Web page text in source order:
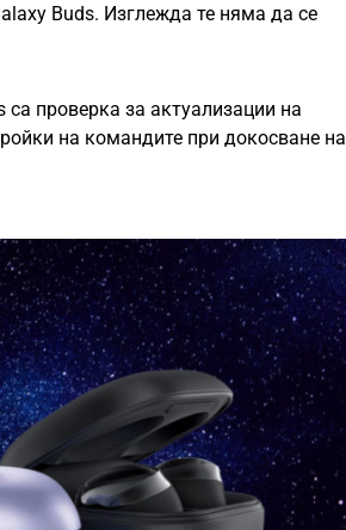
Buds. Изглежда те няма да се
проверка за актуализации на
на командите при докосване на